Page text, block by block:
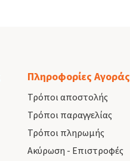
Πληροφορίες Αγοράς
Τρόποι αποστολής
Τρόποι παραγγελίας
Τρόποι πληρωμής
Ακύρωση - Επιστροφές